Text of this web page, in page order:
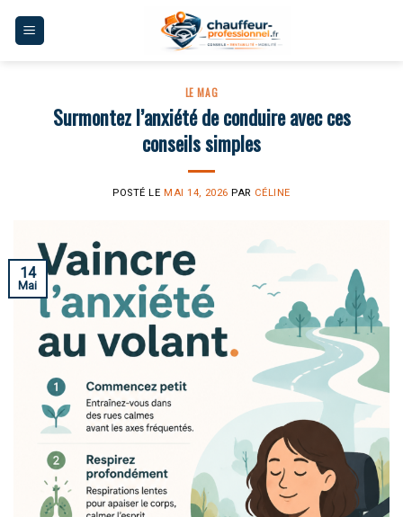
LE MAG
Surmontez l’anxiété de conduire avec ces
conseils simples
POSTÉ LE MAI 14, 2026 PAR CÉLINE
14
Mai